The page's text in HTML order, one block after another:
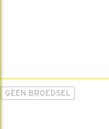
GEEN BROEDSEL